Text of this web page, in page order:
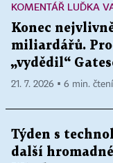
KOMENTÁŘ LUĎKA
Konec
miliardářů.
„vydědil“
21. 7. 2026 ▪ 6 min. čtení
Týden s
další